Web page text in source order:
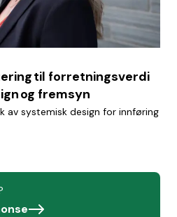
til forretningsverdi
og fremsyn
av systemisk design for innføring